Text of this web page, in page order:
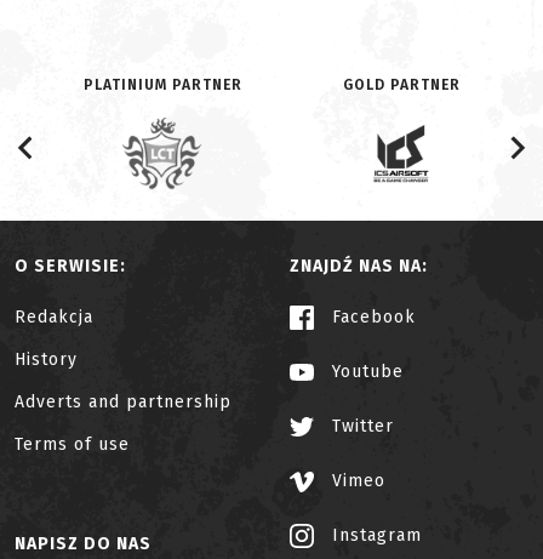
PLATINIUM PARTNER GOLD PARTNER
O SERWISIE:
Redakcja
History
Adverts and partnership
Terms of use
ZNAJDŹ NAS NA:
Facebook
Youtube
Twitter
Vimeo
Instagram
NAPISZ DO NAS